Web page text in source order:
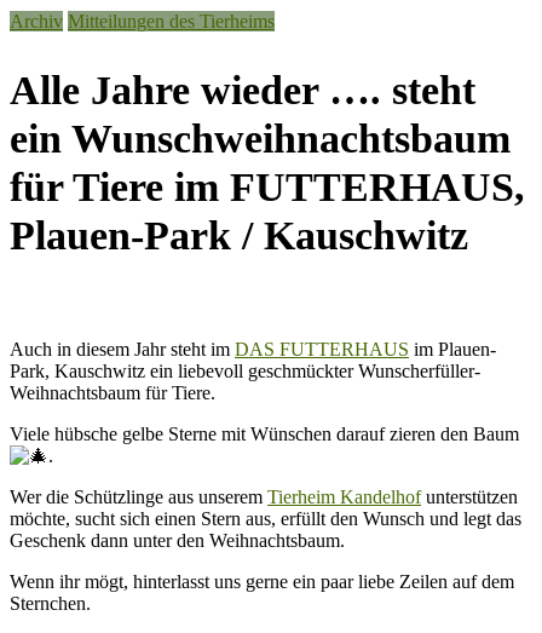
für
Archiv Mitteilungen des Tierheims
Alle Jahre wieder …. steht
ein Wunschweihnachtsbaum
für Tiere im FUTTERHAUS,
Plauen-Park / Kauschwitz
Auch in diesem Jahr steht im DAS FUTTERHAUS im Plauen-
Park, Kauschwitz ein liebevoll geschmückter Wunscherfüller-
Weihnachtsbaum für Tiere.
Viele hübsche gelbe Sterne mit Wünschen darauf zieren den Baum
.
Wer die Schützlinge aus unserem Tierheim Kandelhofunterstützen
möchte, sucht sich einen Stern aus, erfüllt den Wunsch und legt das
Geschenk dann unter den Weihnachtsbaum.
Wenn ihr mögt, hinterlasst uns gerne ein paar liebe Zeilen auf dem
Sternchen.